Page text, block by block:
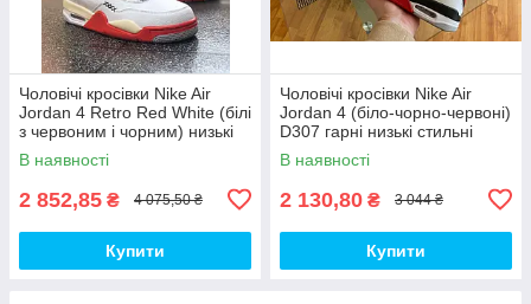
Чоловічі кросівки Nike Air
Jordan 4 Retro Red White (білі
з червоним і чорним) низькі
демі кроси PD7361 топ
В наявності
2 852,85 ₴ 4 075,50 ₴
Купити
Чоловічі кросівки Nike Air
Jordan 4 (біло-чорно-червоні)
D307 гарні низькі стильні
кроси топ
В наявності
2 130,80 ₴ 3 044 ₴
Купити